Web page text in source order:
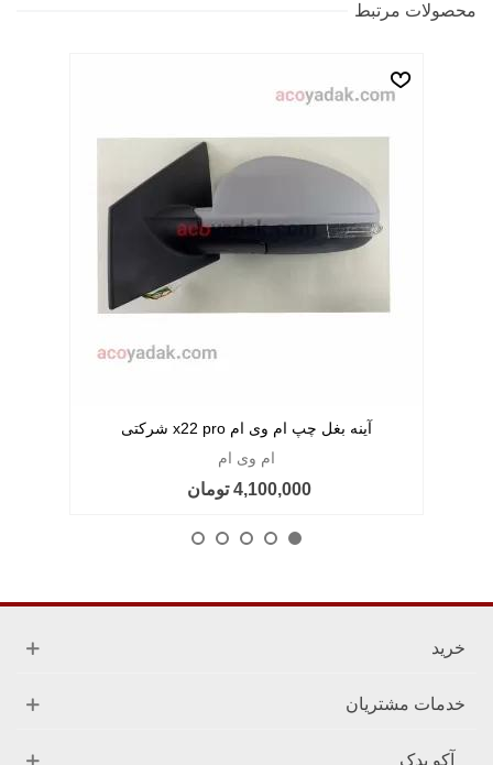
محصولات مرتبط
آینه بغل چپ ام وی ام x22 pro شرکتی
ام وی ام
4,100,000 تومان
خرید
خدمات مشتریان
آکو یدک